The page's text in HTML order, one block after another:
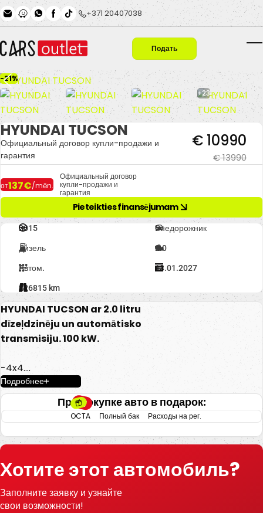
Skip to main content+371 20407038
Подать
заявку
-21%
+23
HYUNDAI TUCSON
Официальный договор купли-продажи и
гарантия
€ 13990
€ 10990
от137€/mēn.
Официальный договор
купли-продажи и
гарантия
Pieteikties finansējumam
2015 Внедорожник
Дизель 2.0
Автом. 13.01.2027
226815 km
При покупке авто в подарок:
Расходы на рег.
Полный бак
OCTA
HYUNDAI TUCSON ar 2.0 litru
dīzeļdzinēju un automātisko
transmisiju. 100 kW.
-4x4.
-Auto hold.
-Elektriski vadāmi logi.
-El. regulējami spoguļi.
-Gaisa kondicionieris.
-Klimatkontrole.
-Multifunkcionāla stūre.
-Kruīzkontrole.
Подробнее
Хотите этот автомобиль?
Заполните заявку и узнайте
свои возможности!